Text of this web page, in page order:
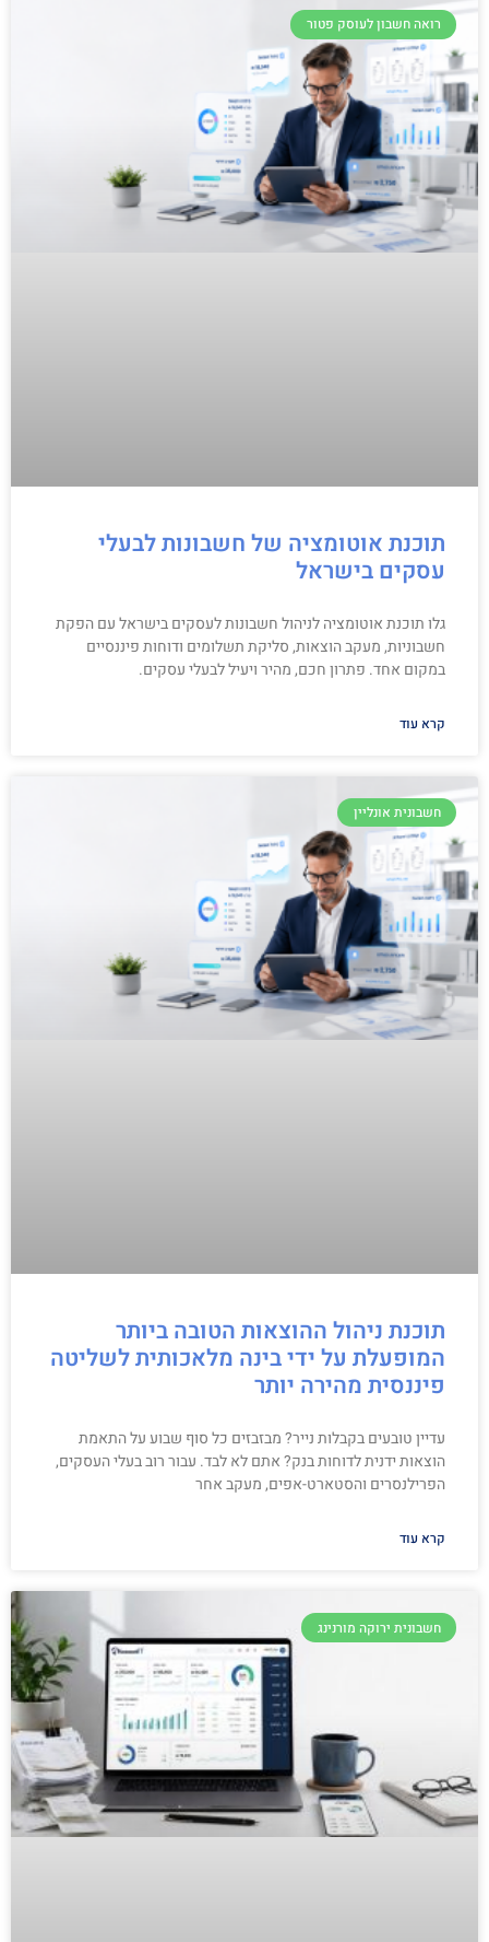
רואה חשבון לעוסק פטור
תוכנת אוטומציה של חשבונות לבעלי
עסקים בישראל
גלו תוכנת אוטומציה לניהול חשבונות לעסקים בישראל עם הפקת
חשבוניות, מעקב הוצאות, סליקת תשלומים ודוחות פיננסיים
במקום אחד. פתרון חכם, מהיר ויעיל לבעלי עסקים.
קרא עוד
חשבונית אונליין
תוכנת ניהול ההוצאות הטובה ביותר
המופעלת על ידי בינה מלאכותית לשליטה
פיננסית מהירה יותר
עדיין טובעים בקבלות נייר? מבזבזים כל סוף שבוע על התאמת
הוצאות ידנית לדוחות בנק? אתם לא לבד. עבור רוב בעלי העסקים,
הפרילנסרים והסטארט-אפים, מעקב אחר
קרא עוד
חשבונית ירוקה מורנינג